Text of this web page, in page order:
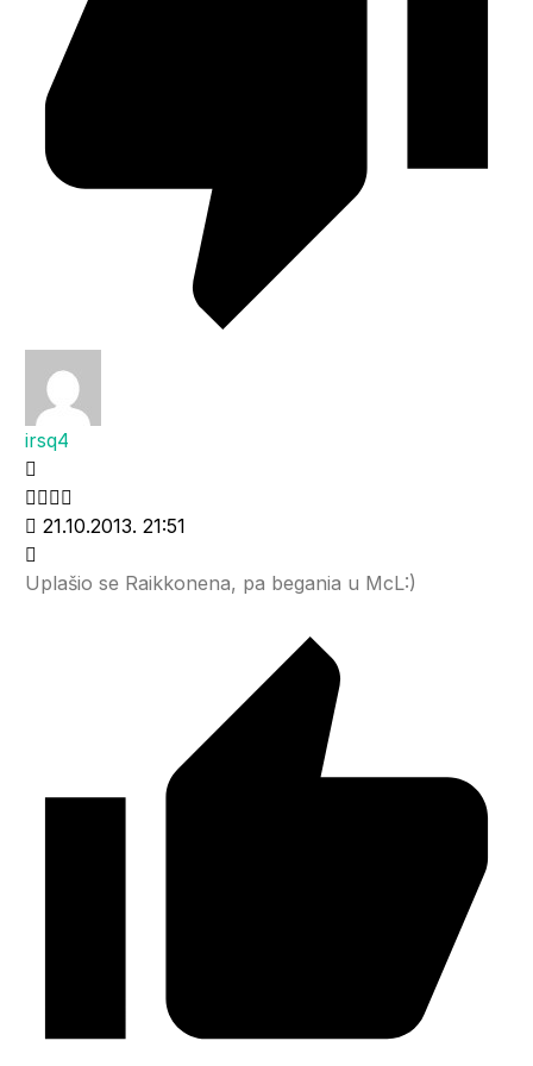
irsq4
21.10.2013. 21:51
Uplašio se Raikkonena, pa begania u McL:)